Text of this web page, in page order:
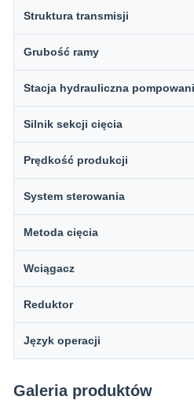
Struktura transmisji
Grubość ramy
Stacja hydrauliczna
Silnik sekcji cięcia
Prędkość produkcji
System sterowania
Metoda cięcia
Wciągacz
Reduktor
Język operacji
Galeria produktów